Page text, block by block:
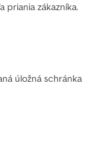
priania zákazníka.
úložná schránka